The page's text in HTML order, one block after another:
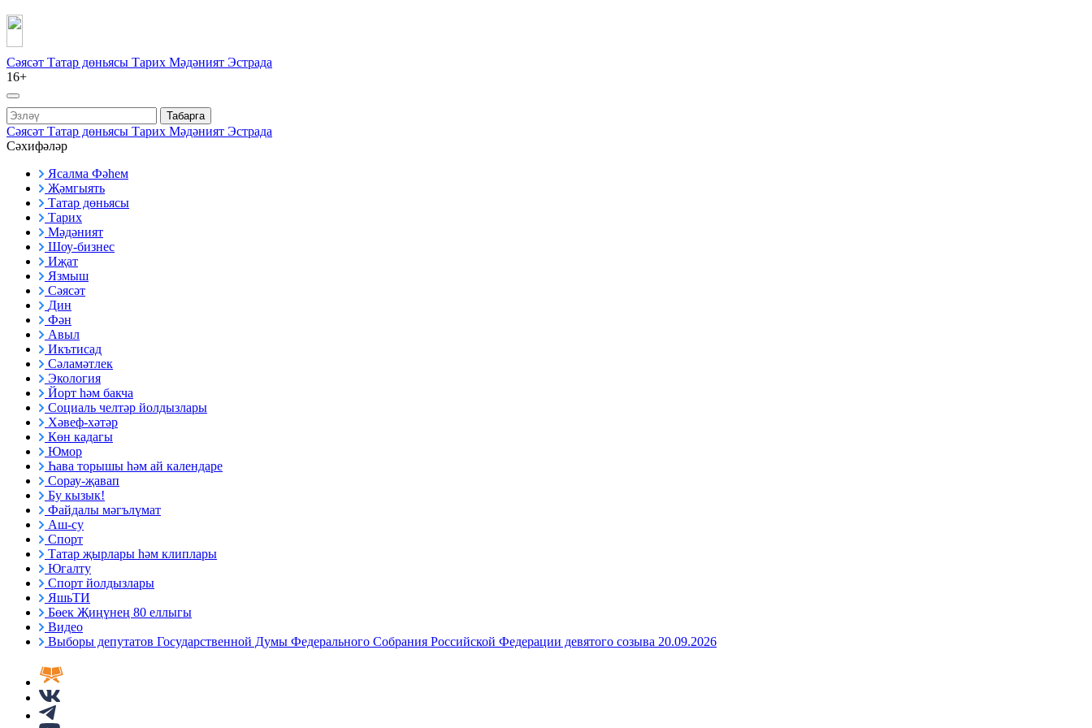
Сәясәт Татар дөньясы Тарих Мәдәният Эстрада
16+
Табарга
Сәясәт Татар дөньясы Тарих Мәдәният Эстрада
Сәхифәләр
Ясалма Фәһем
Җәмгыять
Татар дөньясы
Тарих
Мәдәният
Шоу-бизнес
Иҗат
Язмыш
Сәясәт
Дин
Фән
Авыл
Икътисад
Сәламәтлек
Экология
Йорт һәм бакча
Социаль челтәр йолдызлары
Хәвеф-хәтәр
Көн кадагы
Юмор
Һава торышы һәм ай календаре
Сорау-җавап
Бу кызык!
Файдалы мәгълүмат
Аш-су
Спорт
Татар җырлары һәм клиплары
Югалту
Спорт йолдызлары
ЯшьТИ
Бөек Җиңүнең 80 еллыгы
Видео
Выборы депутатов Государственной Думы Федерального Собрания Российской Федерации девятого созыва 20.09.2026